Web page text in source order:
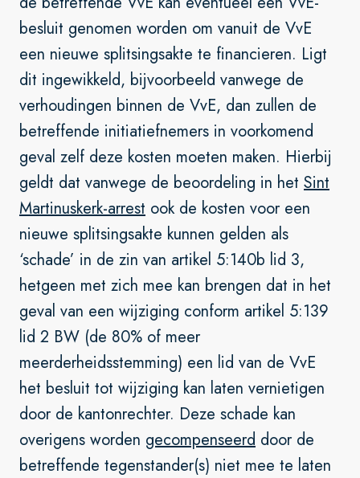
besluit genomen worden om vanuit de VvE
een nieuwe splitsingsakte te financieren. Ligt
dit ingewikkeld, bijvoorbeeld vanwege de
verhoudingen binnen de VvE, dan zullen de
betreffende initiatiefnemers in voorkomend
geval zelf deze kosten moeten maken. Hierbij
geldt dat vanwege de beoordeling in het Sint
Martinuskerk-arrest ook de kosten voor een
nieuwe splitsingsakte kunnen gelden als
‘schade’ in de zin van artikel 5:140b lid 3,
hetgeen met zich mee kan brengen dat in het
geval van een wijziging conform artikel 5:139
lid 2 BW (de 80% of meer
meerderheidsstemming) een lid van de VvE
het besluit tot wijziging kan laten vernietigen
door de kantonrechter. Deze schade kan
overigens worden gecompenseerd door de
betreffende tegenstander(s) niet mee te laten